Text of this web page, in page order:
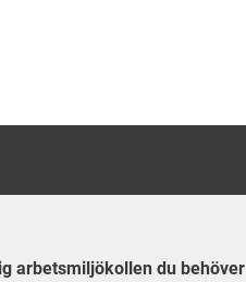
arbetsmiljökollen du behöver